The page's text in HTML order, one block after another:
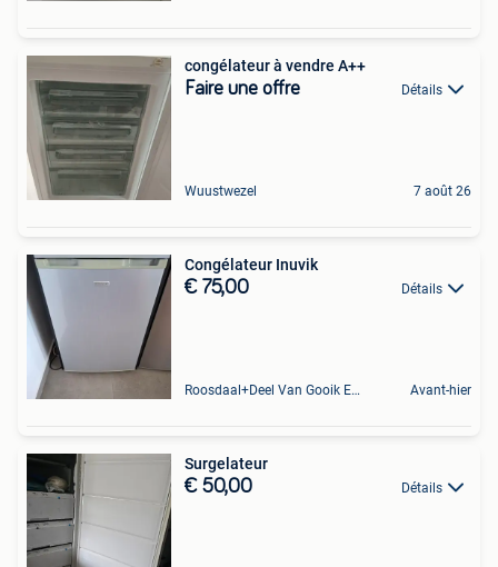
congélateur à vendre A++
Faire une offre Détails
Wuustwezel 7 août 26
Congélateur Inuvik
€ 75,00 Détails
Roosdaal+Deel Van Gooik En Sint-Kwintens-Lennik Avant-hier
Surgelateur
€ 50,00 Détails